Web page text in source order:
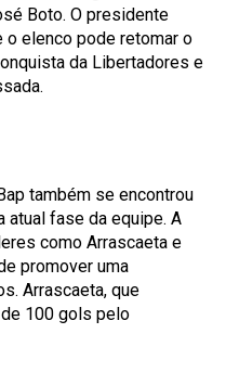
Boto. O presidente
o elenco pode retomar o
da Libertadores e
também se encontrou
atual fase da equipe. A
como Arrascaeta e
promover uma
Arrascaeta, que
100 gols pelo